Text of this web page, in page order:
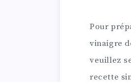
Pour
vinaigre
veuillez
recette